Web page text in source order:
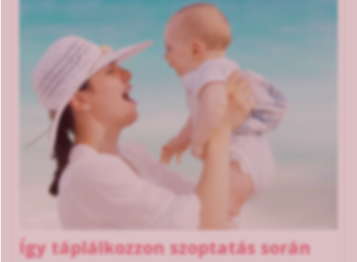
Így táplálkozzon szoptatás során